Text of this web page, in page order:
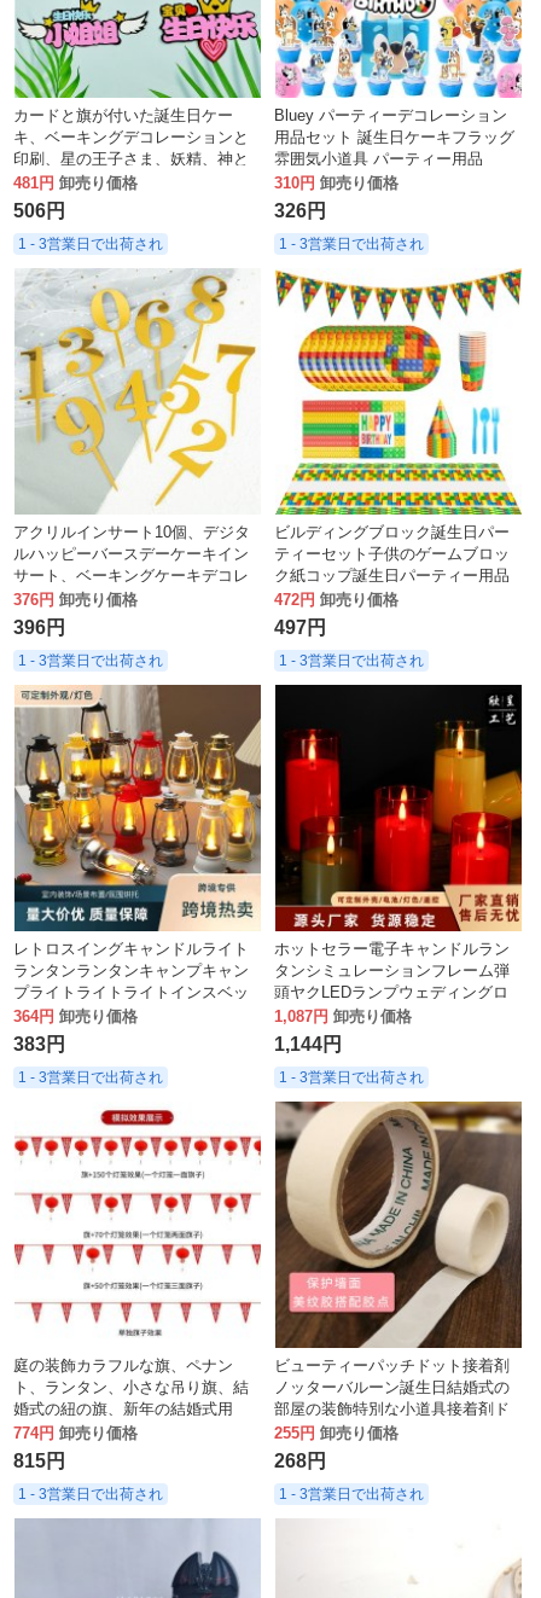
カードと旗が付いた誕生日ケー
キ、ベーキングデコレーションと
印刷、星の王子さま、妖精、神と
女神、ハッピーバースデーの卸売
481円 卸売り価格
506円
1 - 3営業日で出荷され
Bluey パーティーデコレーション
用品セット 誕生日ケーキフラッグ
雰囲気小道具 パーティー用品
310円 卸売り価格
326円
1 - 3営業日で出荷され
アクリルインサート10個、デジタ
ルハッピーバースデーケーキイン
サート、ベーキングケーキデコレ
ーションオーナメント。
376円 卸売り価格
396円
1 - 3営業日で出荷され
ビルディングブロック誕生日パー
ティーセット子供のゲームブロッ
ク紙コップ誕生日パーティー用品
使い捨て誕生日食器工場
472円 卸売り価格
497円
1 - 3営業日で出荷され
レトロスイングキャンドルライト
ランタンランタンキャンプキャン
プライトライトライトインスベッ
ドルーム導入雰囲気の光
364円 卸売り価格
383円
1 - 3営業日で出荷され
ホットセラー電子キャンドルラン
タンシミュレーションフレーム弾
頭ヤクLEDランプウェディングロ
マンチックなバーの装飾
1,087円 卸売り価格
1,144円
1 - 3営業日で出荷され
庭の装飾カラフルな旗、ペナン
ト、ランタン、小さな吊り旗、結
婚式の紐の旗、新年の結婚式用
品、春祭りのハッピーキャラクタ
ーラテアート
774円 卸売り価格
815円
1 - 3営業日で出荷され
ビューティーパッチドット接着剤
ノッターバルーン誕生日結婚式の
部屋の装飾特別な小道具接着剤ド
ットパッチシームレスバルーンチ
ェーンリボン
255円 卸売り価格
268円
1 - 3営業日で出荷され